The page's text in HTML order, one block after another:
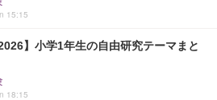
15:15
】小学1年生の自由研究テーマまと
18:15